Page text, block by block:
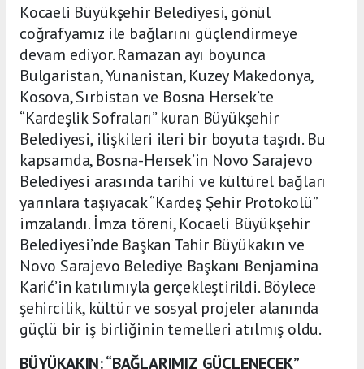
Kocaeli Büyükşehir Belediyesi, gönül
coğrafyamız ile bağlarını güçlendirmeye
devam ediyor. Ramazan ayı boyunca
Bulgaristan, Yunanistan, Kuzey Makedonya,
Kosova, Sırbistan ve Bosna Hersek’te
“Kardeşlik Sofraları” kuran Büyükşehir
Belediyesi, ilişkileri ileri bir boyuta taşıdı. Bu
kapsamda, Bosna-Hersek’in Novo Sarajevo
Belediyesi arasında tarihi ve kültürel bağları
yarınlara taşıyacak “Kardeş Şehir Protokolü”
imzalandı. İmza töreni, Kocaeli Büyükşehir
Belediyesi’nde Başkan Tahir Büyükakın ve
Novo Sarajevo Belediye Başkanı Benjamina
Karić’in katılımıyla gerçekleştirildi. Böylece
şehircilik, kültür ve sosyal projeler alanında
güçlü bir iş birliğinin temelleri atılmış oldu.
BÜYÜKAKIN: “BAĞLARIMIZ GÜÇLENECEK”